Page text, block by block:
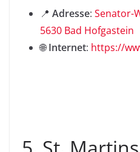
📍 Adresse: Senator-
5630 Bad Hofgastein
🌐Internet: https://